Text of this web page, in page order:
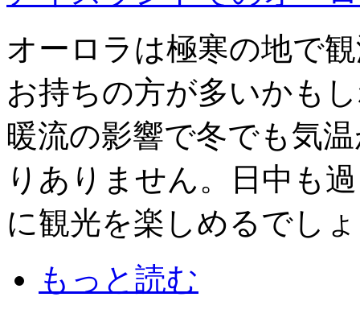
オーロラは極寒の地で
お持ちの方が多いかも
暖流の影響で冬でも気
りありません。日中も
に観光を楽しめるでし
もっと読む